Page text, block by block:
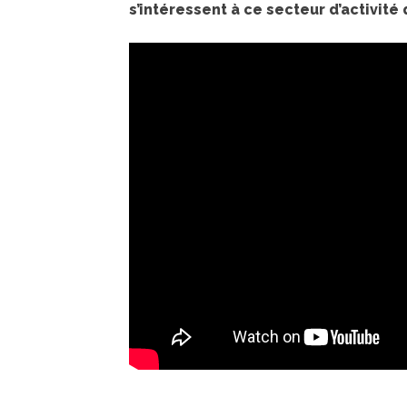
s’intéressent à ce secteur d’activité